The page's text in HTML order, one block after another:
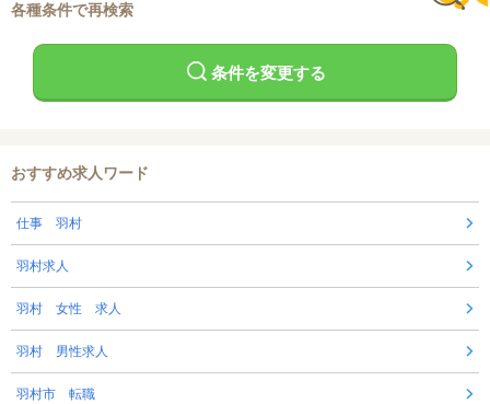
各種条件で再検索
条件を変更する
おすすめ求人ワード
仕事 羽村
羽村求人
羽村 女性 求人
羽村 男性求人
羽村市 転職